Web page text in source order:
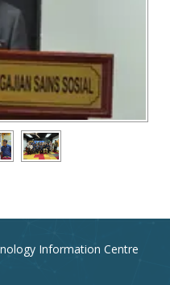
Information Centre